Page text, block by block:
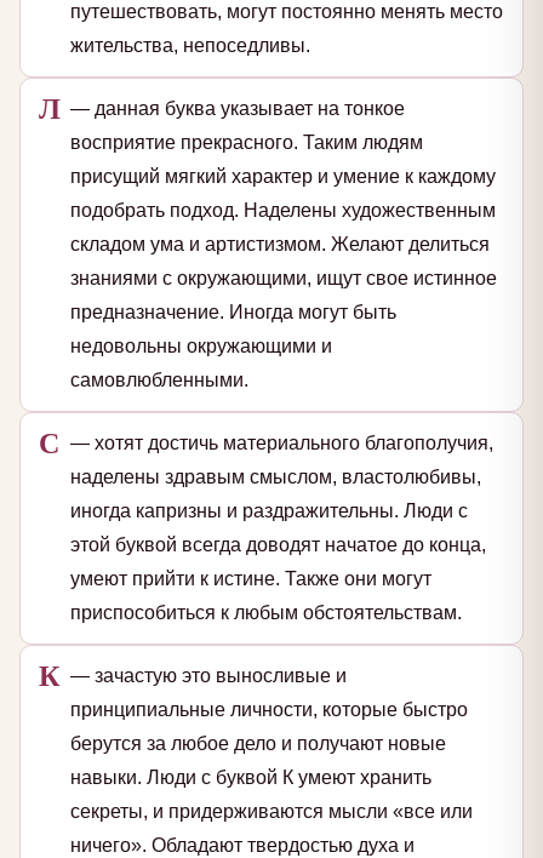
путешествовать, могут постоянно менять место
жительства, непоседливы.
Л — данная буква указывает на тонкое
восприятие прекрасного. Таким людям
присущий мягкий характер и умение к каждому
подобрать подход. Наделены художественным
складом ума и артистизмом. Желают делиться
знаниями с окружающими, ищут свое истинное
предназначение. Иногда могут быть
недовольны окружающими и
самовлюбленными.
С — хотят достичь материального благополучия,
наделены здравым смыслом, властолюбивы,
иногда капризны и раздражительны. Люди с
этой буквой всегда доводят начатое до конца,
умеют прийти к истине. Также они могут
приспособиться к любым обстоятельствам.
К — зачастую это выносливые и
принципиальные личности, которые быстро
берутся за любое дело и получают новые
навыки. Люди с буквой К умеют хранить
секреты, и придерживаются мысли «все или
ничего». Обладают твердостью духа и